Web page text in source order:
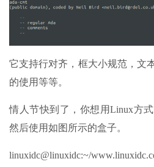
它支持行对齐，框大小规范，文
的使用等等。
情人节快到了，你想用Linux方
然后使用如图所示的盒子。
linuxidc@linuxidc:~/